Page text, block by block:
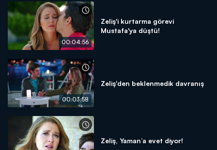
00:04:56
Zeliş'i kurtarma görevi
Mustafa'ya düştü!
00:03:58
Zeliş'den beklenmedik davranış
Zeliş, Yaman’a evet diyor!